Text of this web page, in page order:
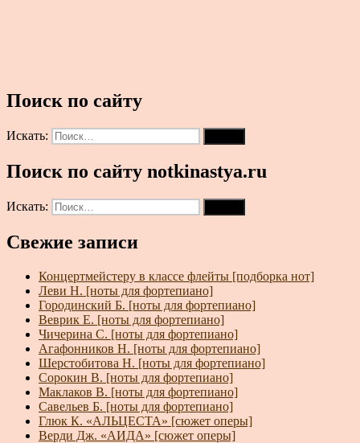
Поиск по сайту
Искать:
Поиск по сайту notkinastya.ru
Искать:
Свежие записи
Концертмейстеру в классе флейты [подборка нот]
Леви Н. [ноты для фортепиано]
Городинский Б. [ноты для фортепиано]
Веврик Е. [ноты для фортепиано]
Чичерина С. [ноты для фортепиано]
Агафонников Н. [ноты для фортепиано]
Шерстобитова Н. [ноты для фортепиано]
Сорокин В. [ноты для фортепиано]
Маклаков В. [ноты для фортепиано]
Савельев Б. [ноты для фортепиано]
Глюк К. «АЛЬЦЕСТА» [сюжет оперы]
Верди Дж. «АИДА» [сюжет оперы]